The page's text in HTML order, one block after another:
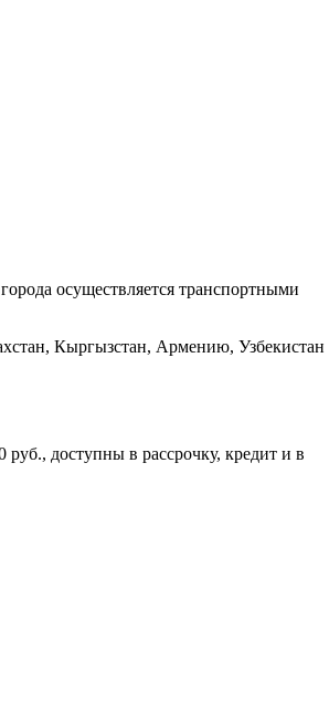
осуществляется транспортными
Кыргызстан, Армению, Узбекистан
доступны в рассрочку, кредит и в